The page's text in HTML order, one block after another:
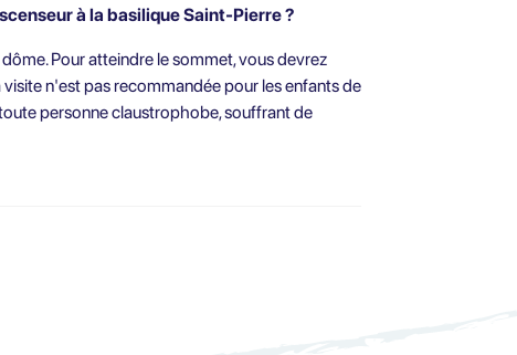
à la basilique Saint-Pierre ?
Pour atteindre le sommet, vous devrez
n'est pas recommandée pour les enfants de
personne claustrophobe, souffrant de